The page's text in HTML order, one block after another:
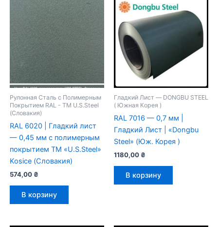
Рулонная Сталь с Полимерным
Покрытием RAL - TM U.S.Steel
(Словакия)
RAL 6020 | Гладкий лист
— 0,45 мм с полимерным
покрытием TM «U.S.Steel»
Kosice (Словакия)
574,00 ₴
В корзину
Гладкий Лист — DONGBU STEEL
( Южная Корея )
RAL 7016 — 0,7 мм |
Гладкий Лист | «Dongbu
Steel» (Юж. Корея )
1180,00 ₴
В корзину